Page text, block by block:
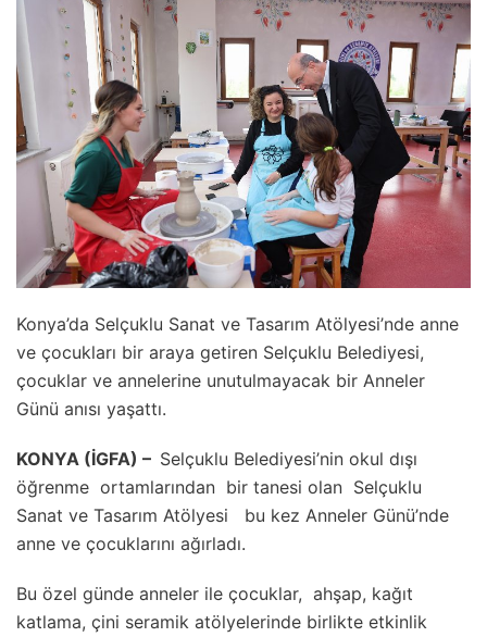
Konya’da Selçuklu Sanat ve Tasarım Atölyesi’nde anne
ve çocukları bir araya getiren Selçuklu Belediyesi,
çocuklar ve annelerine unutulmayacak bir Anneler
Günü anısı yaşattı.
KONYA (İGFA) – Selçuklu Belediyesi’nin okul dışı
öğrenme ortamlarından bir tanesi olan Selçuklu
Sanat ve Tasarım Atölyesi bu kez Anneler Günü’nde
anne ve çocuklarını ağırladı.
Bu özel günde anneler ile çocuklar, ahşap, kağıt
katlama, çini seramik atölyelerinde birlikte etkinlik